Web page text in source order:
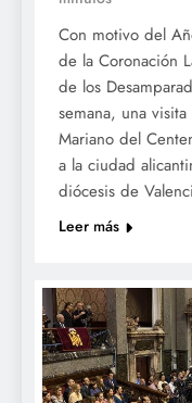
Con motivo del
de la Coronación
de los
semana, una
Mariano del
a la ciudad
diócesis de
Leer más